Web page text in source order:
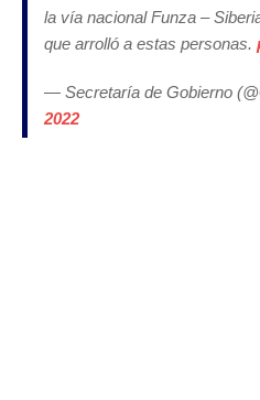
la vía nacional Funza –
que arrolló a estas personas.
— Secretaría de Gobierno
2022